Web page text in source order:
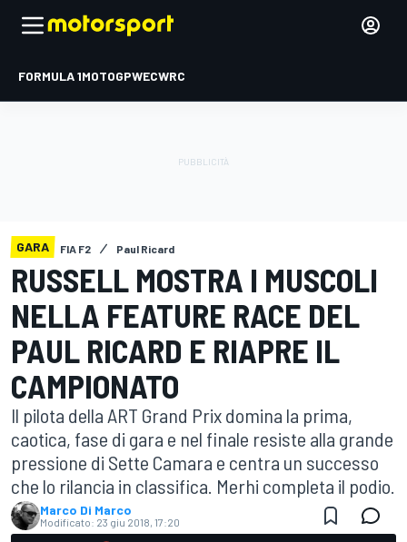
FORMULA 1MOTOGPWECWRC
GARA FIA F2 Paul Ricard
RUSSELL MOSTRA I MUSCOLI
NELLA FEATURE RACE DEL
PAUL RICARD E RIAPRE IL
CAMPIONATO
Il pilota della ART Grand Prix domina la prima,
caotica, fase di gara e nel finale resiste alla grande
pressione di Sette Camara e centra un successo
che lo rilancia in classifica. Merhi completa il podio.
Marco Di Marco
Modificato: 23 giu 2018, 17:20